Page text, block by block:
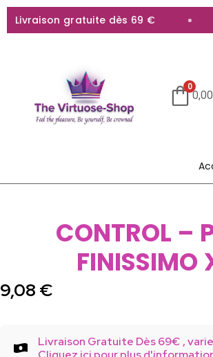
gratuite dès 69 €
0
CONTROL –
FINISSIMO
9,08 €
Livraison Gratuite Dès 69€ ,